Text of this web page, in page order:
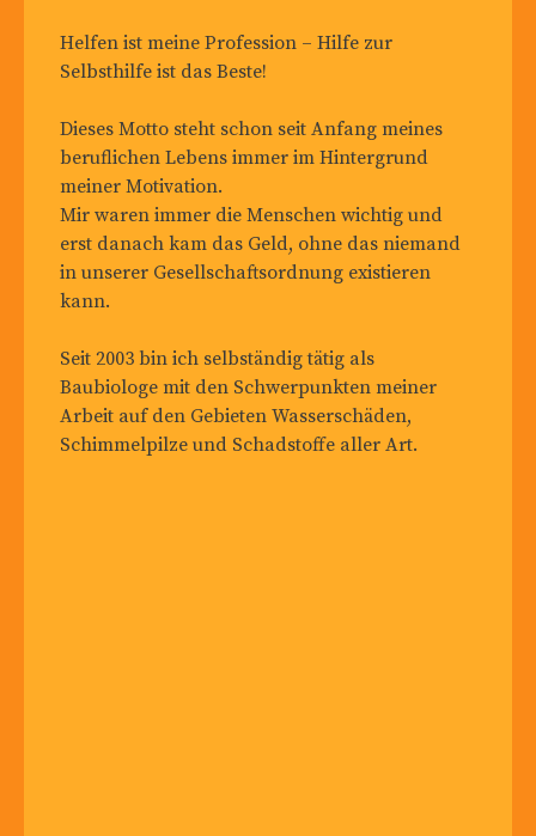
Helfen ist meine Profession – Hilfe zur
Selbsthilfe ist das Beste!
Dieses Motto steht schon seit Anfang meines
beruflichen Lebens immer im Hintergrund
meiner Motivation.
Mir waren immer die Menschen wichtig und
erst danach kam das Geld, ohne das niemand
in unserer Gesellschaftsordnung existieren
kann.
Seit 2003 bin ich selbständig tätig als
Baubiologe mit den Schwerpunkten meiner
Arbeit auf den Gebieten Wasserschäden,
Schimmelpilze und Schadstoffe aller Art.